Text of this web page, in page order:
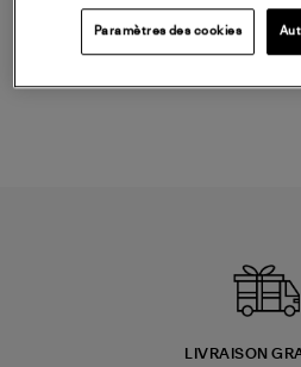
JEROME DREYFUSS
Sac Bobi S Cuir Lamé
LIVRAISON
Paramètres des cookies